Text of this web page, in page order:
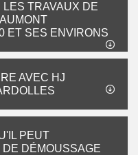
TRAVAUX DE
ET SES ENVIRONS
AVEC HJ
PEUT
DÉMOUSSAGE